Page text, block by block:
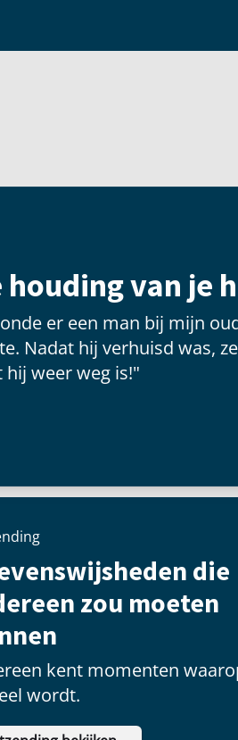
van je
er een man bij mijn
Nadat hij verhuisd was,
hij weer weg is!"
die
zou moeten
kent momenten
wordt.